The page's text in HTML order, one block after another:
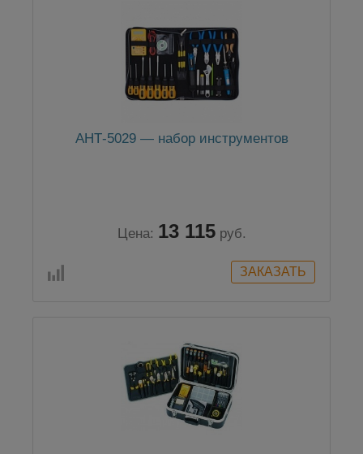
АНТ-5029 — набор инструментов
Цена: 13 115 руб.